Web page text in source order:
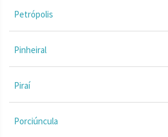
Petrópolis
Pinheiral
Piraí
Porciúncula